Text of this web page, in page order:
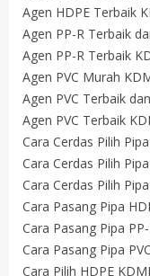
Agen HDPE Terbaik
Agen PP-R Terbaik
Agen PP-R Terbaik
Agen PVC Murah
Agen PVC Terbaik
Agen PVC Terbaik
Cara Cerdas Pilih
Cara Cerdas Pilih
Cara Cerdas Pilih
Cara Pasang Pipa
Cara Pasang Pipa
Cara Pasang Pipa
Cara Pilih HDPE